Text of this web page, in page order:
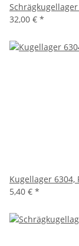
32,00 € *
Kugellager
5,40 € *